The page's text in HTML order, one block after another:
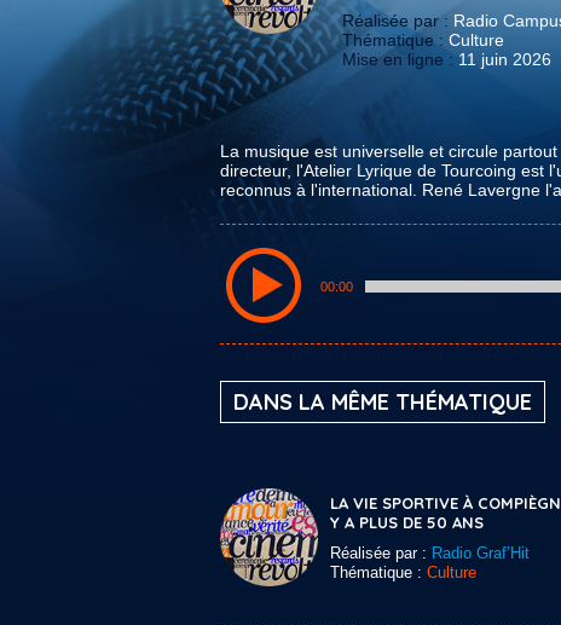
Réalisée par : Radio
Thématique : Culture
Mise en ligne : 11 juin 2026
La musique est universelle et circule
directeur, l'Atelier Lyrique de Tourcoing est
reconnus à l'international. René Lavergne
00:00
DANS LA MÊME THÉMATIQUE
LA VIE SPORTIVE À
Y A PLUS DE 50 ANS
Réalisée par : Radio Graf’Hit
Thématique : Culture